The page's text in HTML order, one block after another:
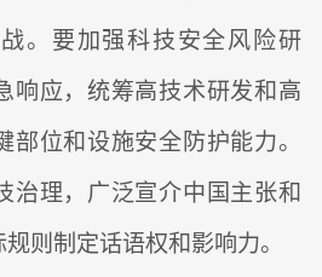
。要加强科技安全风险研
响应，统筹高技术研发和高
部位和设施安全防护能力。
治理，广泛宣介中国主张和
则制定话语权和影响力。